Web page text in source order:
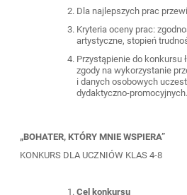
Dla najlepszych prac
Kryteria oceny prac:
artystyczne, stopień
Przystąpienie do konkursu
zgody na wykorzystanie
i danych osobowych
dydaktyczno-promocyjnych.
„BOHATER, KTÓRY MNIE WSPIERA”
KONKURS DLA UCZNIÓW KLAS 4-8
Cel konkursu